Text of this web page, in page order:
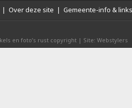
| Over deze site | Gemeente-info & links
en foto’s rust copyright | Site: Webstylers